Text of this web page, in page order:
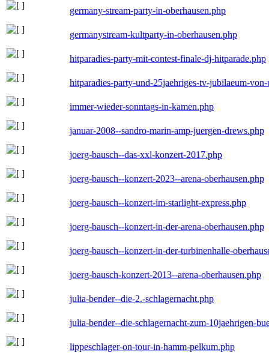
germany-stream-party-in-oberhausen.php
germanystream-kultparty-in-oberhausen.php
hitparadies-party-mit-contest-finale-dj-hitparade.php
hitparadies-party-und-25jaehriges-tv-jubilaeum-
immer-wieder-sonntags-in-kamen.php
januar-2008--sandro-marin-amp-juergen-drews.php
joerg-bausch--das-xxl-konzert-2017.php
joerg-bausch--konzert-2023--arena-oberhausen.php
joerg-bausch--konzert-im-starlight-express.php
joerg-bausch--konzert-in-der-arena-oberhausen.php
joerg-bausch--konzert-in-der-turbinenhalle-
joerg-bausch-konzert-2013--arena-oberhausen.php
julia-bender--die-2.-schlagernacht.php
julia-bender--die-schlagernacht-zum-10jaehrigen-
lippeschlager-on-tour-in-hamm-pelkum.php